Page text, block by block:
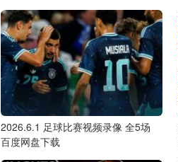
2026.6.1 足球比赛视频录像 全5场
百度网盘下载